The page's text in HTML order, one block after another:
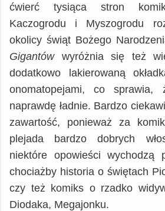
ćwierć tysiąca stron
Kaczogrodu i Myszogrodu
okolicy świąt Bożego
Gigantówwyróżnia się też
dodatkowo lakierowaną
onomatopejami, co sprawia,
naprawdę ładnie. Bardzo
zawartość, ponieważ za
plejada bardzo dobrych
niektóre opowieści wychodzą
chociażby historia o świętach
czy też komiks o rzadko
Diodaka, Megajonku.